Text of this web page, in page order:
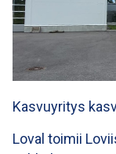
Kasvuyritys
Loval toimii